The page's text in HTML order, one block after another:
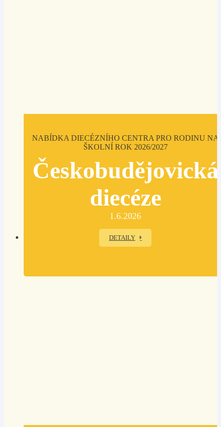
NABÍDKA DIECÉZNÍHO CENTRA PRO RODINU NA
ŠKOLNÍ ROK 2026/2027
Českobudějovická
diecéze
1.6.2026
DETAILY